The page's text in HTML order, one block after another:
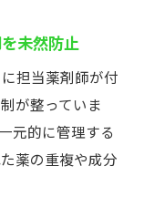
未然防止
担当薬剤師が付
が整っていま
元的に管理する
薬の重複や成分